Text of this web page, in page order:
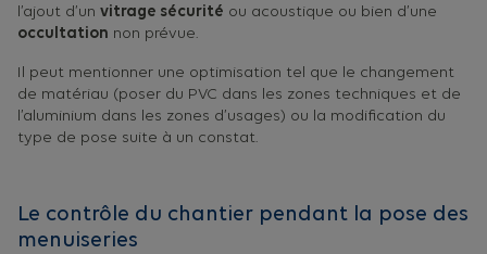
l’ajout d’un vitrage sécurité ou acoustique ou bien d’une
occultation non prévue.
Il peut mentionner une optimisation tel que le changement
de matériau (poser du PVC dans les zones techniques et de
l’aluminium dans les zones d’usages) ou la modification du
type de pose suite à un constat.
Le contrôle du chantier pendant la pose des
menuiseries